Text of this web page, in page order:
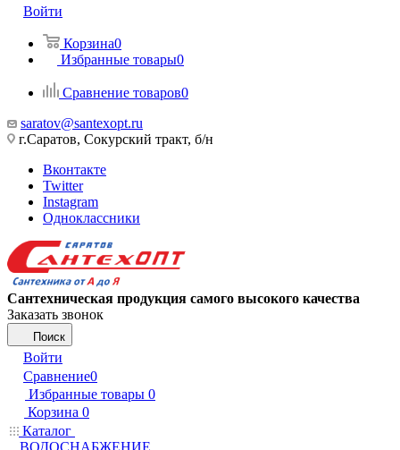
Войти
Корзина0
Избранные товары0
Сравнение товаров0
saratov@santexopt.ru
г.Саратов, Сокурский тракт, б/н
Вконтакте
Twitter
Instagram
Одноклассники
Сантехническая продукция самого высокого качества
Заказать звонок
Поиск
Войти
Сравнение0
Избранные товары 0
Корзина 0
Каталог
ВОДОСНАБЖЕНИЕ